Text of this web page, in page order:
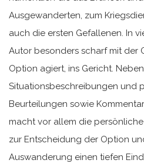
Ausgewanderten, zum
auch die ersten Gefallenen. In
Autor besonders scharf mit der
Option agiert, ins Gericht.
Situationsbeschreibungen und
Beurteilungen sowie
macht vor allem die
zur Entscheidung der Option
Auswanderung einen tiefen